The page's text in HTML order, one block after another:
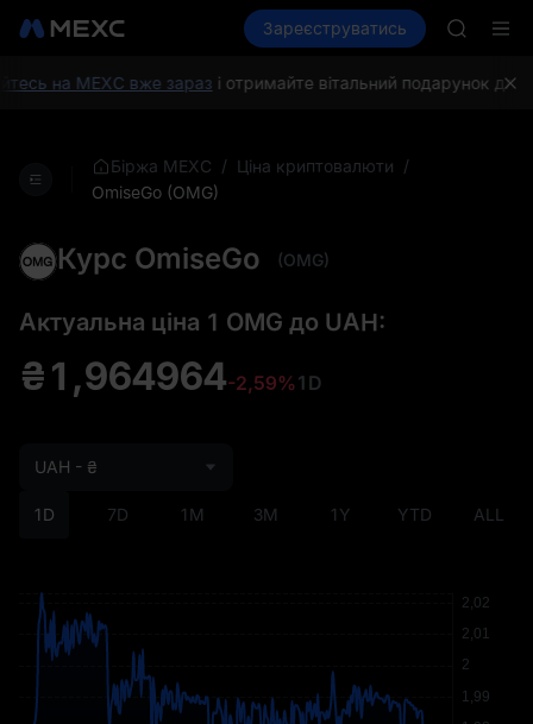
Купити криптовалюту Ринки Спот
Зареєструватись
HEI
UNITREE
на MEXC вже заразі отримайте вітальний подарунок для
Біржа MEXC / Ціна криптовалюти /
OmiseGo (OMG)
Курс OmiseGo (OMG)
Актуальна ціна 1 OMG до UAH:
₴1,964964-2,59%1D
1D 7D 1M 3M 1Y YTD ALL
UAH - ₴